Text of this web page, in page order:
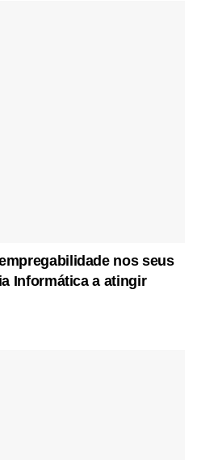
nos seus
Informática a atingir